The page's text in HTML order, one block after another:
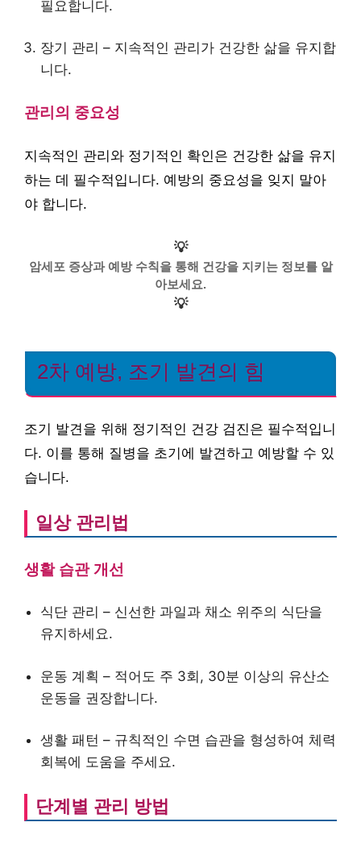
필요합니다.
장기 관리 – 지속적인 관리가 건강한 삶을 유지합
니다.
관리의 중요성
지속적인 관리와 정기적인 확인은 건강한 삶을 유지
하는 데 필수적입니다. 예방의 중요성을 잊지 말아
야 합니다.
💡
암세포 증상과 예방 수칙을 통해 건강을 지키는 정보를 알
아보세요.
💡
2차 예방, 조기 발견의 힘
조기 발견을 위해 정기적인 건강 검진은 필수적입니
다. 이를 통해 질병을 초기에 발견하고 예방할 수 있
습니다.
일상 관리법
생활 습관 개선
식단 관리 – 신선한 과일과 채소 위주의 식단을
유지하세요.
운동 계획 – 적어도 주 3회, 30분 이상의 유산소
운동을 권장합니다.
생활 패턴 – 규칙적인 수면 습관을 형성하여 체력
회복에 도움을 주세요.
단계별 관리 방법